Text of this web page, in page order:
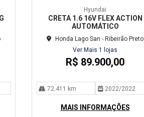
arti
lhe
Hyundai
CRETA 1.6 16V FLEX ACTION
AUTOMÁTICO
Honda Lago San - Ribeirão Preto
Ver Mais 1 lojas
R$ 89.900,00
72.411 km 2022/2022
MAIS INFORMAÇÕES